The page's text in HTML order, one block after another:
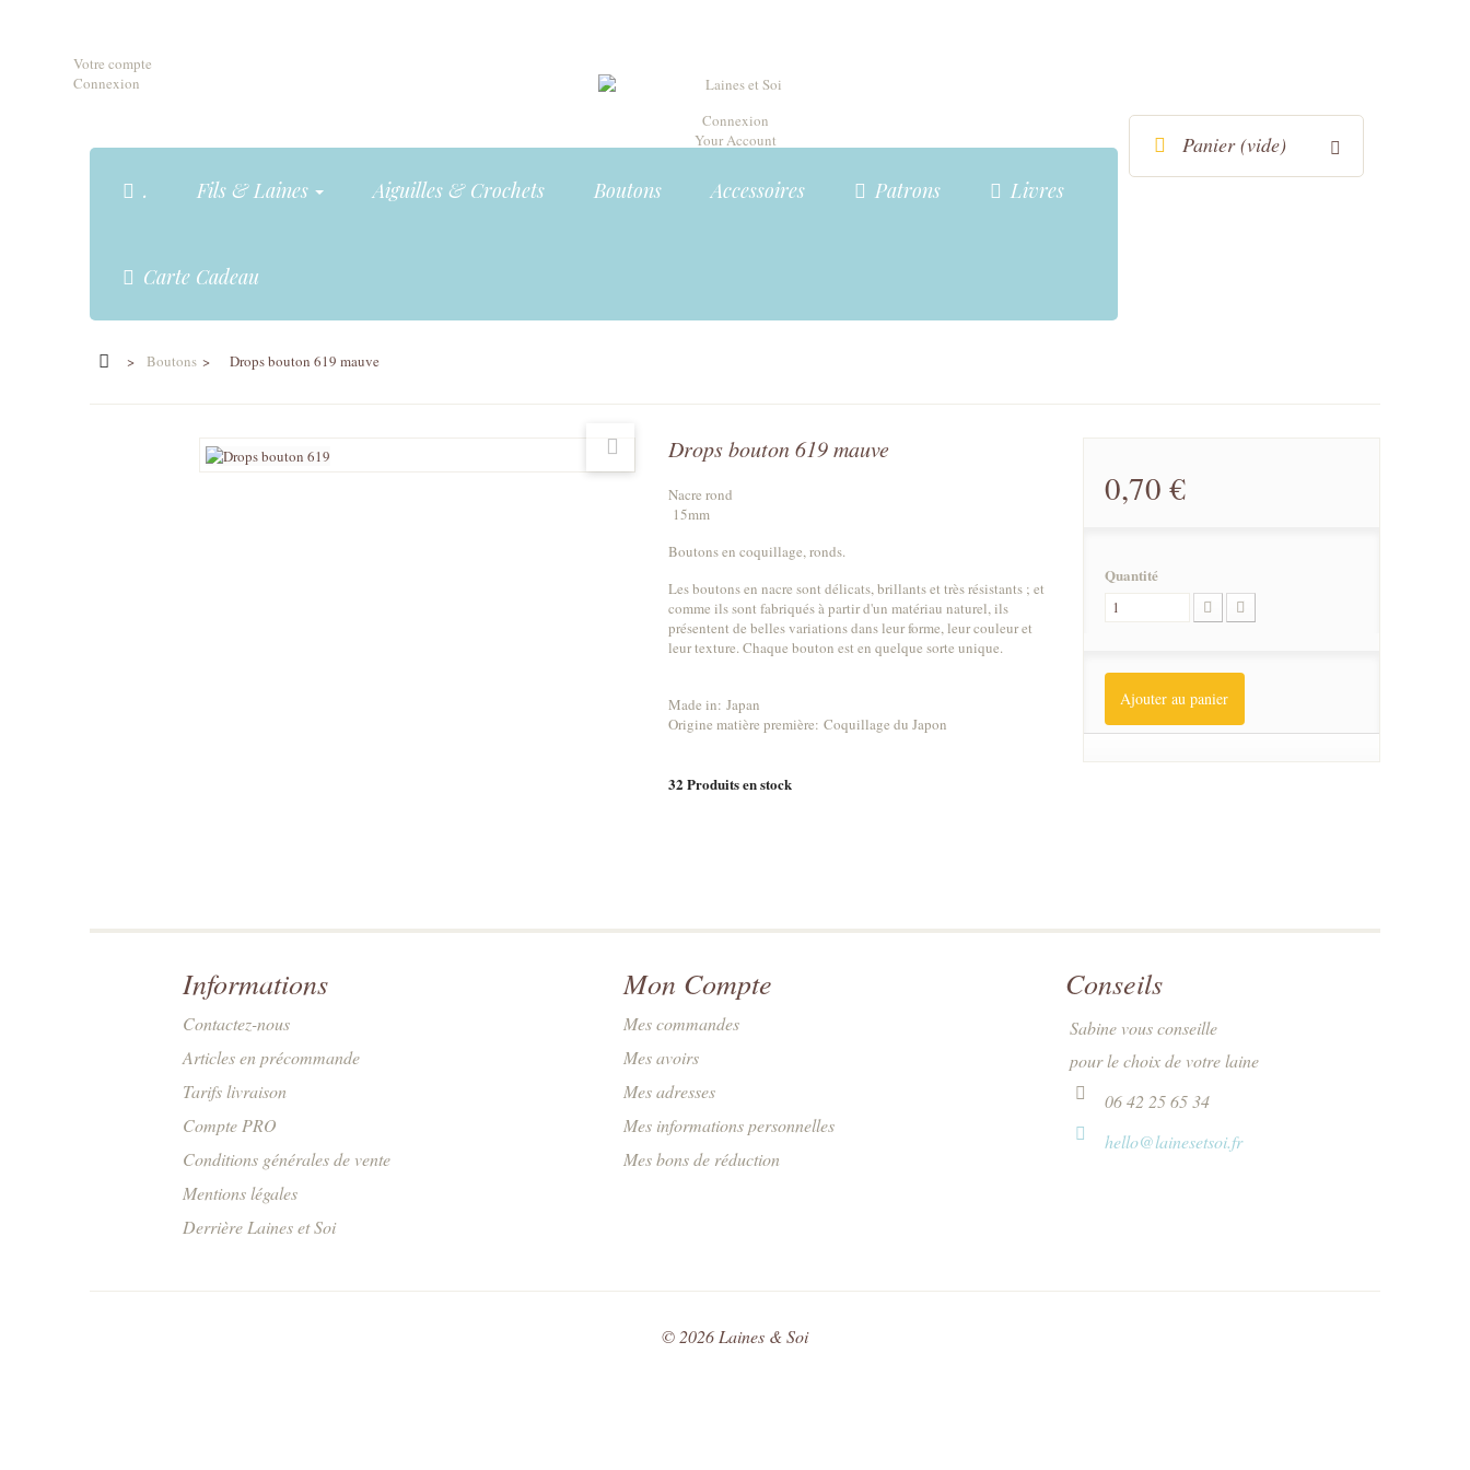
Connexion
Your Account
Votre compte
Connexion
Panier (vide)
.
Fils & Laines Aiguilles & Crochets Boutons Accessoires Patrons Livres
Carte Cadeau
> Boutons > Drops bouton 619 mauve
Drops bouton 619 mauve
Nacre rond
15mm
Boutons en coquillage, ronds.
Les boutons en nacre sont délicats, brillants et très résistants ; et
comme ils sont fabriqués à partir d'un matériau naturel, ils
présentent de belles variations dans leur forme, leur couleur et
leur texture. Chaque bouton est en quelque sorte unique.
Made in: Japan
Origine matière première: Coquillage du Japon
32 Produits en stock
0,70 €
Quantité
Ajouter au panier
Informations
Contactez-nous
Articles en précommande
Tarifs livraison
Compte PRO
Conditions générales de vente
Mentions légales
Derrière Laines et Soi
© 2026 Laines & Soi
Mon Compte
Mes commandes
Mes avoirs
Mes adresses
Mes informations personnelles
Mes bons de réduction
Conseils
Sabine vous conseille
pour le choix de votre laine
06 42 25 65 34
hello@lainesetsoi.fr